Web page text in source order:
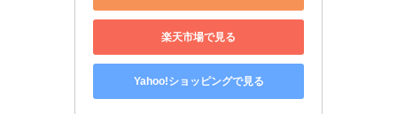
楽天市場で見る
Yahoo!ショッピングで見る